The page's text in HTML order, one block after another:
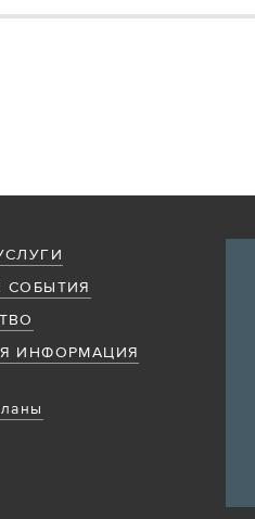
СОБЫТИЯ
ИНФОРМАЦИЯ